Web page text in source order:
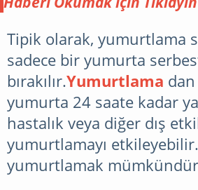
Tipik olarak, yumurtlama
sadece bir yumurta
bırakılır.Yumurtlama
yumurta 24 saate kadar
hastalık veya diğer dış
yumurtlamayı
yumurtlamak